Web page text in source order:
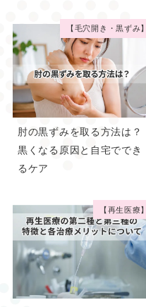
【毛穴開き・黒ずみ】
肘の黒ずみを取る方法は？
黒くなる原因と自宅ででき
るケア
【再生医療】